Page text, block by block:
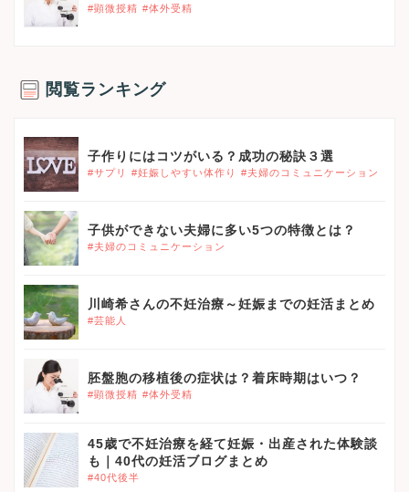
#顕微授精 #体外受精
閲覧ランキング
}}
子作りにはコツがいる？成功の秘訣３選
#サプリ #妊娠しやすい体作り #夫婦のコミュニケーション
}}
子供ができない夫婦に多い5つの特徴とは？
#夫婦のコミュニケーション
}}
川崎希さんの不妊治療～妊娠までの妊活まとめ
#芸能人
胚盤胞の移植後の症状は？着床時期はいつ？
#顕微授精 #体外受精
}}
45歳で不妊治療を経て妊娠・出産された体験談
も｜40代の妊活ブログまとめ
#40代後半